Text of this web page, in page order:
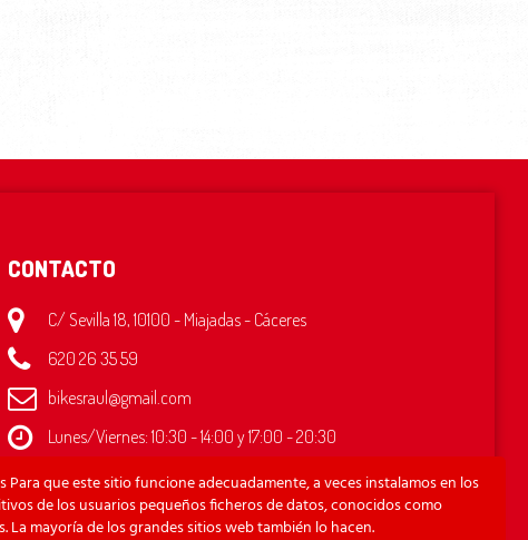
CONTACTO
C/ Sevilla 18, 10100 - Miajadas - Cáceres
620 26 35 59
bikesraul@gmail.com
Lunes/Viernes: 10:30 - 14:00 y 17:00 - 20:30
Domingo: Cerrado
Para que este sitio funcione adecuadamente, a veces instalamos en los
de los usuarios pequeños ficheros de datos, conocidos como
La mayoría de los grandes sitios web también lo hacen.